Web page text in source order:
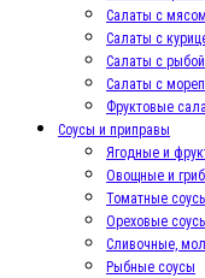
Салаты с
Салаты с
Салаты с рыбой
Салаты с
Фруктовые
Соусы и приправы
Ягодные и
Овощные и
Томатные
Ореховые
Сливочные,
Рыбные соусы